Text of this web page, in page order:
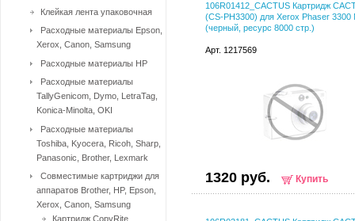
106R01412_CACTUS Картридж
(CS-PH3300) для Xerox Phaser 3300
(черный, ресурс 8000 стр.)
Арт. 1217569
1320 руб. Купить
Клейкая лента упаковочная
Расходные материалы Epson,
Xerox, Canon, Samsung
Расходные материалы HP
Расходные материалы
TallyGenicom, Dymo, LetraTag,
Konica-Minolta, OKI
Расходные материалы
Toshiba, Kyocera, Ricoh, Sharp,
Panasonic, Brother, Lexmark
Совместимые картриджи для
аппаратов Brother, HP, Epson,
Xerox, Canon, Samsung
Картридж CopyRite